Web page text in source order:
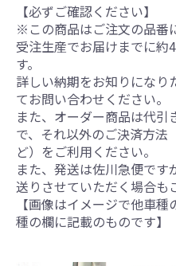
【必ずご確認ください】
※この商品はご注文の品番
受注生産でお届けまでに約
す。
詳しい納期をお知りになり
てお問い合わせください。
また、オーダー商品は代
で、それ以外のご決済方法
ど）をご利用ください。
また、発送は佐川急便で
送りさせていただく場合も
【画像はイメージで他車
種の欄に記載のものです】